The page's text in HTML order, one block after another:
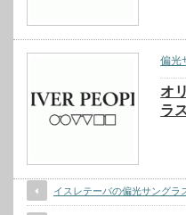
偏光
オ
ラ
イスレテーバの偏光サングラ